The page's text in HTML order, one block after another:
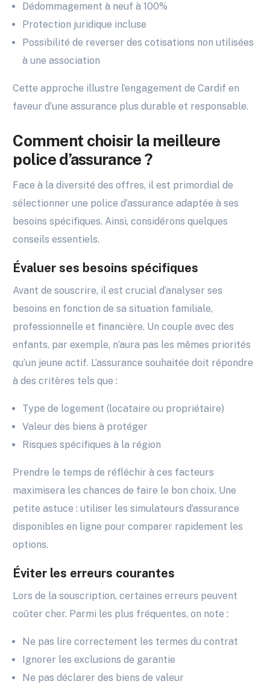
Dédommagement à neuf à 100%
Protection juridique incluse
Possibilité de reverser des cotisations non utilisées
à une association
Cette approche illustre l’engagement de Cardif en
faveur d’une assurance plus durable et responsable.
Comment choisir la meilleure
police d’assurance ?
Face à la diversité des offres, il est primordial de
sélectionner une police d’assurance adaptée à ses
besoins spécifiques. Ainsi, considérons quelques
conseils essentiels.
Évaluer ses besoins spécifiques
Avant de souscrire, il est crucial d’analyser ses
besoins en fonction de sa situation familiale,
professionnelle et financière. Un couple avec des
enfants, par exemple, n’aura pas les mêmes priorités
qu’un jeune actif. L’assurance souhaitée doit répondre
à des critères tels que :
Type de logement (locataire ou propriétaire)
Valeur des biens à protéger
Risques spécifiques à la région
Prendre le temps de réfléchir à ces facteurs
maximisera les chances de faire le bon choix. Une
petite astuce : utiliser les simulateurs d’assurance
disponibles en ligne pour comparer rapidement les
options.
Éviter les erreurs courantes
Lors de la souscription, certaines erreurs peuvent
coûter cher. Parmi les plus fréquentes, on note :
Ne pas lire correctement les termes du contrat
Ignorer les exclusions de garantie
Ne pas déclarer des biens de valeur